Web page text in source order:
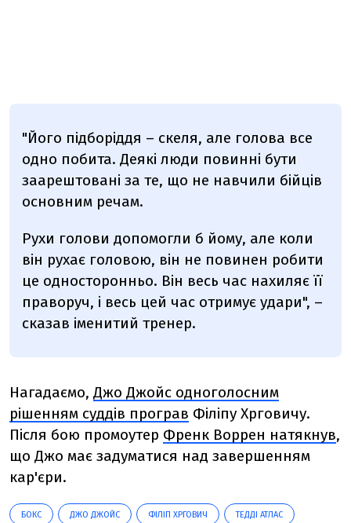
"Його підборіддя – скеля, але голова все
одно побита. Деякі люди повинні бути
заарештовані за те, що не навчили бійців
основним речам.
Рухи голови допомогли б йому, але коли
він рухає головою, він не повинен робити
це односторонньо. Він весь час нахиляє її
праворуч, і весь цей час отримує удари", –
сказав іменитий тренер.
Нагадаємо, Джо Джойс одноголосним
рішенням суддів програв Філіпу Хрговичу.
Після бою промоутер Френк Воррен натякнув,
що Джо має задуматися над завершенням
кар'єри.
БОКС ДЖО ДЖОЙС ФІЛІП ХРГОВИЧ ТЕДДІ АТЛАС